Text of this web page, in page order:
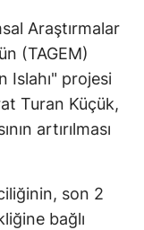
Araştırmalar
(TAGEM)
Islahı" projesi
Turan Küçük,
artırılması
son 2
bağlı